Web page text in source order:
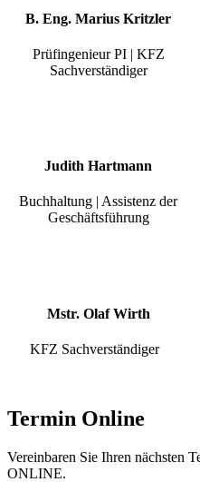
B. Eng. Marius Kritzler
Prüfingenieur PI | KFZ
Sachverständiger
Judith Hartmann
Buchhaltung | Assistenz der
Geschäftsführung
Mstr. Olaf Wirth
KFZ Sachverständiger
Termin Online
Vereinbaren Sie Ihren nächsten
ONLINE.